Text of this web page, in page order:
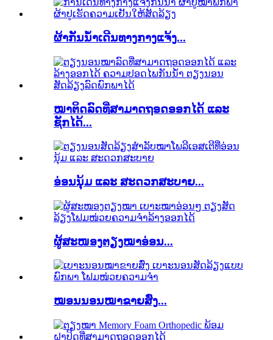
ຜ້າກັນນ້ຳເດີນທາງກາງແຈ້ງ...
ໝາຕິດລົດທີ່ສາມາດຖອດອອກໄດ້ ແລະ
ຊັກໄດ້...
ອ່ອນນຸ້ມ ແລະ ສະດວກສະບາຍ...
ຜູ້ສະໜອງຕຽງໝາອ່ອນ...
ໝອນນອນໝາຂາຍສົ່ງ...